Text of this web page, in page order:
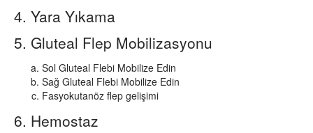
4. Yara Yıkama
5. Gluteal Flep Mobilizasyonu
Sol Gluteal Flebi Mobilize Edin
Sağ Gluteal Flebi Mobilize Edin
Fasyokutanöz flep gelişimi
6. Hemostaz